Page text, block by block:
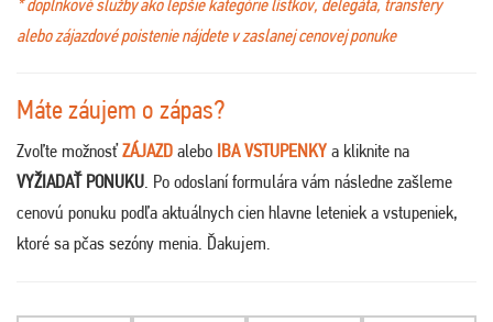
* doplnkové služby ako lepšie kategórie lístkov, delegáta, transfery
alebo zájazdové poistenie nájdete v zaslanej cenovej ponuke
Máte záujem o zápas?
Zvoľte možnosťZÁJAZD alebo IBA VSTUPENKY a kliknite na
VYŽIADAŤ PONUKU. Po odoslaní formulára vám následne zašleme
cenovú ponuku podľa aktuálnych cien hlavne leteniek a vstupeniek,
ktoré sa pčas sezóny menia. Ďakujem.